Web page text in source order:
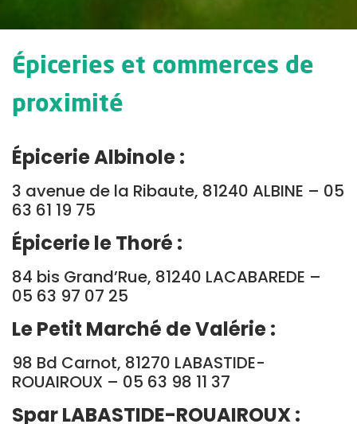
Épiceries et commerces de
proximité
Épicerie Albinole :
3 avenue de la Ribaute, 81240 ALBINE – 05
63 61 19 75
Épicerie le Thoré :
84 bis Grand’Rue, 81240 LACABAREDE –
05 63 97 07 25
Le Petit Marché de Valérie :
98 Bd Carnot, 81270 LABASTIDE-
ROUAIROUX – 05 63 98 11 37
Spar LABASTIDE-ROUAIROUX :